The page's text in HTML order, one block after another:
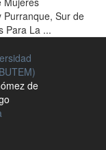
Purranque, Sur de
Para La ...
de